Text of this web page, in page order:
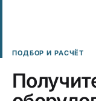
ПОДБОР И РАСЧЁТ